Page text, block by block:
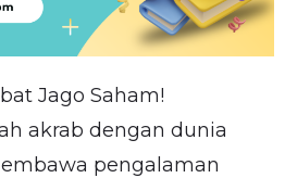
Jago Saham!
akrab dengan dunia
pengalaman